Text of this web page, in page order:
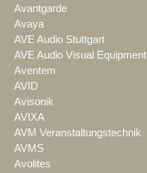
Avantgarde
Avaya
AVE Audio Stuttgart
AVE Audio Visual Equipment
Aventem
AVID
Avisonik
AVIXA
AVM Veranstaltungstechnik
AVMS
Avolites